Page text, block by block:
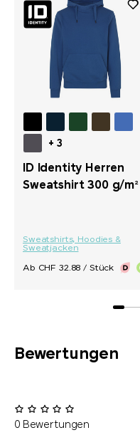
+ 3
ID Identity Herren
Sweatshirt 300 g/m²
Sweatshirts, Hoodies &
Sweatjacken
Ab CHF 32.88 / Stück
Bewertungen
0 Bewertungen